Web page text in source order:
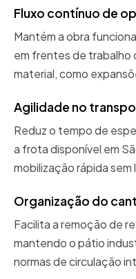
Fluxo contínuo de
Mantém a obra
em frentes de trabalho
material, como
Agilidade no
Reduz o tempo de
a frota disponível em
mobilização rápida
Organização do
Facilita a remoção de
mantendo o pátio
normas de circulação